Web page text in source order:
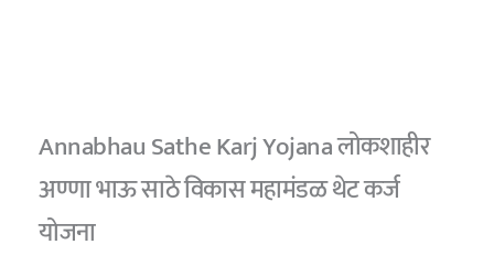
Annabhau Sathe Karj Yojana लोकशाहीर
अण्णा भाऊ साठे विकास महामंडळ थेट कर्ज
योजना